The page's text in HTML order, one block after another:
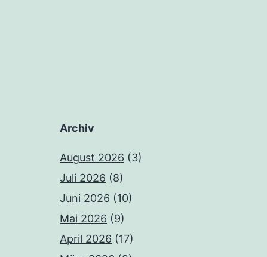
Archiv
August 2026 (3)
Juli 2026 (8)
Juni 2026 (10)
Mai 2026 (9)
April 2026 (17)